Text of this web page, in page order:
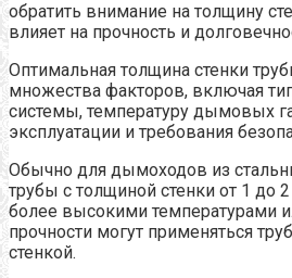
обратить внимание на толщину
влияет на прочность и
Оптимальная толщина стенки
множества факторов, включая
системы, температуру дымовых
эксплуатации и требования
Обычно для дымоходов из
трубы с толщиной стенки от 1 до
более высокими температурами
прочности могут применяться
стенкой.